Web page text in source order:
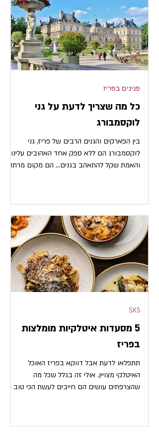
כל מה שצריך לדעת על גני
לוקסמבורג
בין הפארקים והגנים הרבים של פריז, גני
לוקסמבורג הם ללא ספק אחד האהובים עלינו
והאמת שקל להתאהב בגנים... הם מקום מרתק
פנינים בפריז
5 מסעדות איטלקיות מומלצות
בפריז
תתפלאו לדעת אבל דווקא בפריז האוכל
האיטלקי מצויין. אולי זה בגלל שכל מה
שהצרפתים עושים הם חייבים לעשת הכי טוב -
5X5